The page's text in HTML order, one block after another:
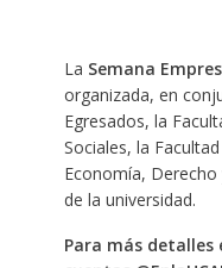
La Semana
organizada, en
Egresados, la
Sociales, la
Economía,
de la universidad.
Para más